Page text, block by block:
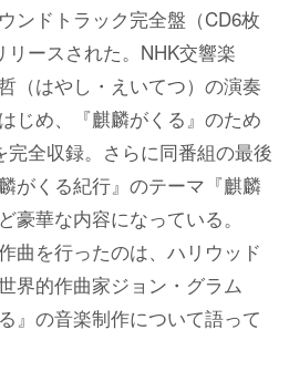
ンドトラック完全盤（CD6枚
ースされた。NHK交響楽
（はやし・えいてつ）の演奏
じめ、『麒麟がくる』のため
完全収録。さらに同番組の最後
がくる紀行』のテーマ『麒麟
豪華な内容になっている。
曲を行ったのは、ハリウッド
界的作曲家ジョン・グラム
』の音楽制作について語って